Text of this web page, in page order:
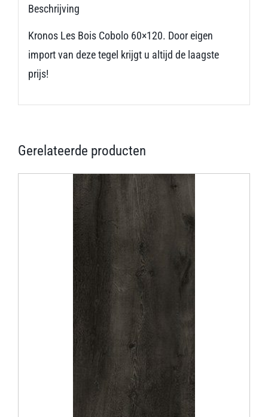
Beschrijving
Kronos Les Bois Cobolo 60×120. Door eigen
import van deze tegel krijgt u altijd de laagste
prijs!
Gerelateerde producten